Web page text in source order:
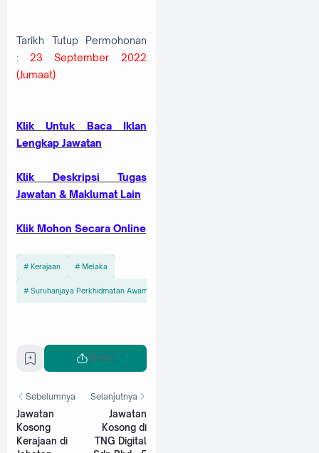
Tarikh Tutup Permohonan
: 23 September 2022
(Jumaat)
Klik Untuk Baca Iklan
Lengkap Jawatan
Klik Deskripsi Tugas
Jawatan & Maklumat Lain
Klik Mohon Secara Online
Kerajaan Melaka
Suruhanjaya Perkhidmatan Awam Malaysia (SPA)
Share
Sebelumnya
Jawatan
Kosong
Kerajaan di
Selanjutnya
Jawatan
Kosong di
TNG Digital